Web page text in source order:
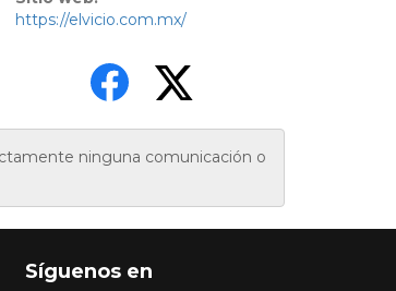
https://elvicio.com.mx/
ninguna comunicación o
Síguenos en